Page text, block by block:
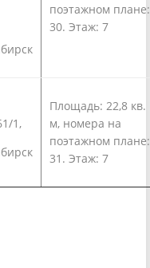
поэтажном плане:
30. Этаж: 7
1,
Площадь: 22,8 кв.
м, номера на
поэтажном плане:
31. Этаж: 7